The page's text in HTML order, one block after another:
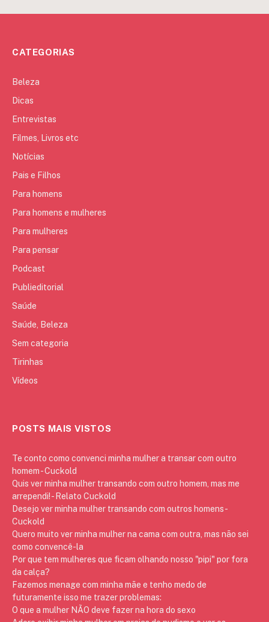
CATEGORIAS
Beleza
Dicas
Entrevistas
Filmes, Livros etc
Notícias
Pais e Filhos
Para homens
Para homens e mulheres
Para mulheres
Para pensar
Podcast
Publieditorial
Saúde
Saúde, Beleza
Sem categoria
Tirinhas
Vídeos
POSTS MAIS VISTOS
Te conto como convenci minha mulher a transar com outro
homem - Cuckold
Quis ver minha mulher transando com outro homem, mas me
arrependi! - Relato Cuckold
Desejo ver minha mulher transando com outros homens -
Cuckold
Quero muito ver minha mulher na cama com outra, mas não sei
como convencê-la
Por que tem mulheres que ficam olhando nosso "pipi" por fora
da calça?
Fazemos menage com minha mãe e tenho medo de
futuramente isso me trazer problemas:
O que a mulher NÃO deve fazer na hora do sexo